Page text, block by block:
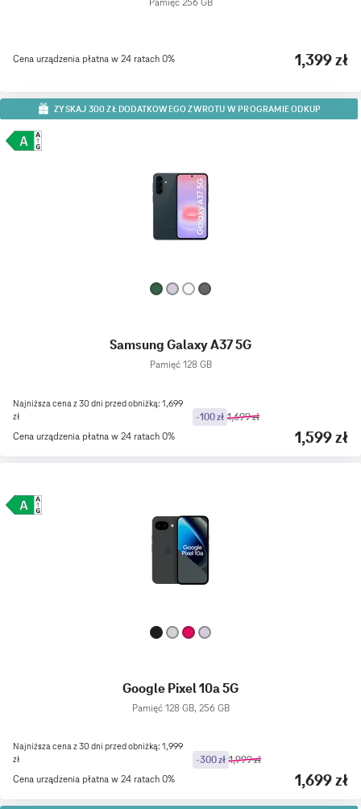
Cena urządzenia płatna w 24 ratach 0% 1,399 zł
ZYSKAJ 300 ZŁ DODATKOWEGO ZWROTU W PROGRAMIE ODKUP
Samsung Galaxy A37 5G
Pamięć 128 GB
Najniższa cena z 30 dni przed obniżką: 1,699
zł
Cena urządzenia płatna w 24 ratach 0%
-100 zł 1,699 zł
1,599 zł
Google Pixel 10a 5G
Pamięć 128 GB, 256 GB
Najniższa cena z 30 dni przed obniżką: 1,999
zł
Cena urządzenia płatna w 24 ratach 0%
-300 zł 1,999 zł
1,699 zł